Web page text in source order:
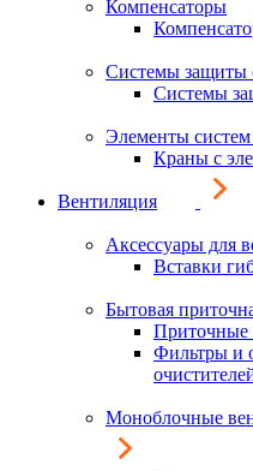
Компенсаторы
Системы защиты
Системы
Элементы
Краны с
Вентиляция
Аксессуары для
Вставки
Бытовая
Приточные
Фильтры и
Моноблочные